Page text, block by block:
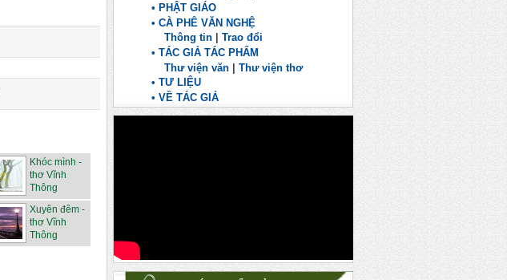
• PHẬT GIÁO
• CÀ PHÊ VĂN NGHỆ
Thông tin |Trao đổi
• TÁC GIẢ TÁC PHẨM
Thư viện văn |Thư viện thơ
• TƯ LIỆU
• VỀ TÁC GIẢ
Khóc mình -
thơ Vĩnh
Thông
Xuyên đêm -
thơ Vĩnh
Thông